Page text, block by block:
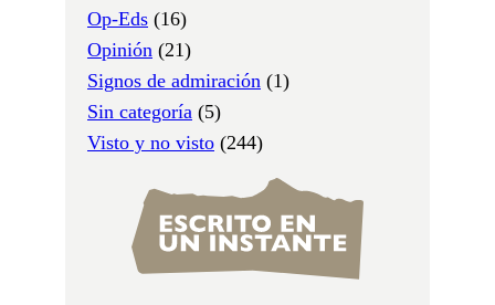
Op-Eds (16)
Opinión (21)
Signos de admiración (1)
Sin categoría (5)
Visto y no visto (244)